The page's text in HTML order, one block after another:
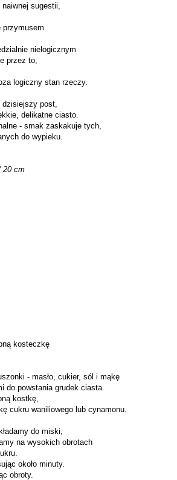
sugestii,
przymusem
nielogicznym
przez to,
logiczny stan rzeczy.
post,
delikatne ciasto.
- smak zaskakuje tych,
do wypieku.
20 cm
kosteczkę
- masło, cukier, sól i mąkę
do powstania grudek ciasta.
kostkę,
cukru waniliowego lub cynamonu.
do miski,
na wysokich obrotach
około minuty.
obroty.